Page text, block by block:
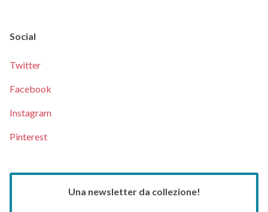
Social
Twitter
Facebook
Instagram
Pinterest
Una newsletter da collezione!